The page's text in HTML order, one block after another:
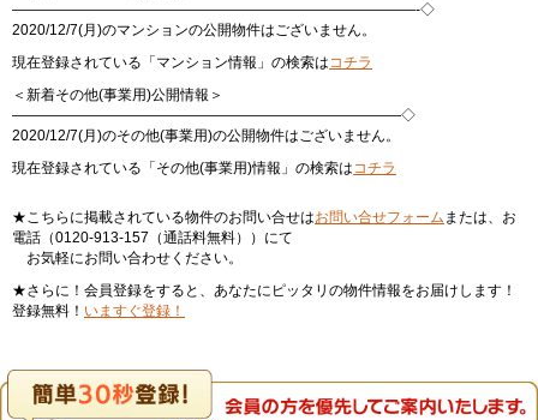
————————————————————————————-◇
2020/12/7(月)のマンションの公開物件はございません。
現在登録されている「マンション情報」の検索はコチラ
＜新着その他(事業用)公開情報＞
———————————————————————————◇
2020/12/7(月)のその他(事業用)の公開物件はございません。
現在登録されている「その他(事業用)情報」の検索はコチラ
★こちらに掲載されている物件のお問い合せはお問い合せフォーム または、お
電話（0120-913-157（通話料無料））にて
お気軽にお問い合わせください。
★さらに！会員登録をすると、あなたにピッタリの物件情報をお届けします！
登録無料！ いますぐ登録！